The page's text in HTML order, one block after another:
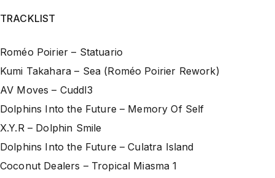
TRACKLIST
Roméo Poirier – Statuario
Kumi Takahara – Sea (Roméo Poirier Rework)
AV Moves – Cuddl3
Dolphins Into the Future – Memory Of Self
X.Y.R – Dolphin Smile
Dolphins Into the Future – Culatra Island
Coconut Dealers – Tropical Miasma 1